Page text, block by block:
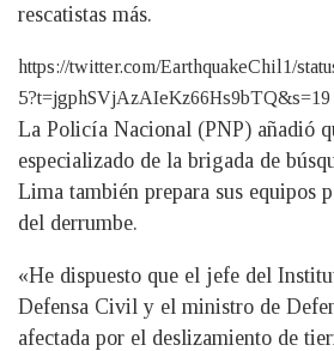
rescatistas más.
https://twitter.com/EarthquakeChil1/
5?t=jgphSVjAzAIeKz66Hs9bTQ&s=19
La Policía Nacional (PNP) añadió
especializado de la brigada de
Lima también prepara sus equipos
del derrumbe.
«He dispuesto que el jefe del
Defensa Civil y el ministro de
afectada por el deslizamiento de